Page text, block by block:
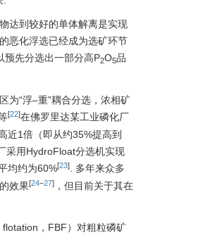
达到较好的单体解离是实现
恶化浮选已经成为选矿环节
预先分选出一部分高P2O5品
为“浮–重”耦合分选，浓相矿
[22]在佛罗里达某工业磷化厂
近1倍（即从约35%提高到
采用HydroFloat分选机实现
均约为60%[23]
. 多年来众多
效果[24−27] ，但目前关于其在
，FBF）对粗粒磷矿